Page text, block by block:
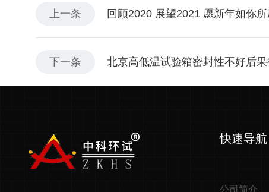
上一条 回顾2020 展望2021 愿新年如你所
下一条 北京高低温试验箱密封性不好后
快速导航
公司简介